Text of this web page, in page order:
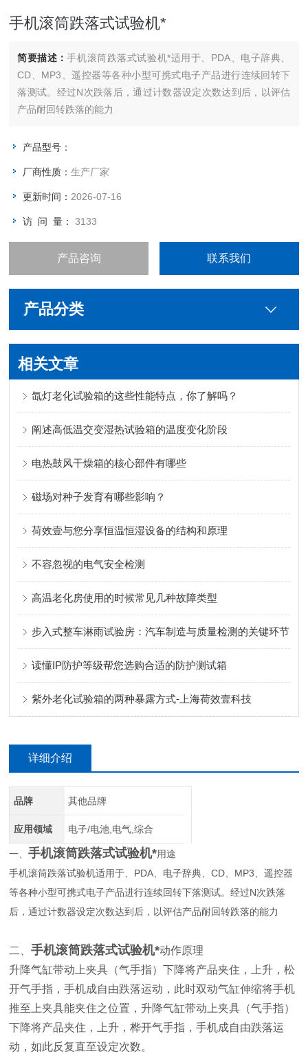
手机滚筒跌落式试验机*
简要描述：手机滚筒跌落式试验机*适用于、PDA、电子辞典、
CD、MP3、遥控器等各种小型可携式电子产品进行连续回转下
落测试。经过N次跌落后，通过计数器设定次数达到后，以评估
产品耐回转跌落的能力
产品型号：
厂商性质：生产厂家
更新时间： 2026-07-16
访 问 量：3133
产品咨询 联系我们
产品分类
相关文章
氙灯老化试验箱的这些性能特点，你了解吗？
阐述高低温交变湿热试验箱的温度变化阶段
电热鼓风干燥箱的核心部件有哪些
磁场对种子发育有哪些影响？
荷效壹与您分享恒温恒湿设备的结构和原理
不容忽视的电气安全检测
高温老化房使用的时候常见几种故障类型
步入式整车淋雨试验房：汽车制造与质量检测的关键环节
读懂IP防护等级帮您选购合适的防护测试箱
紫外老化试验箱的两种暴露方式-上海荷效壹科技
详细介绍
品牌 其他品牌
应用领域 电子/电池,电气,综合
一、手机滚筒跌落式试验机*用途
手机滚筒跌落试验机适用于、PDA、电子辞典、CD、MP3、遥控器
等各种小型可携式电子产品进行连续回转下落测试。经过N次跌落
后，通过计数器设定次数达到后，以评估产品耐回转跌落的能力
二、手机滚筒跌落式试验机*动作原理
升降气缸带动上夹具（气手指）下降将产品夹住，上升，松
开气手指，手机成自由跌落运动，此时双动气缸伸缩将手机
推至上夹具能夹住之位置，升降气缸带动上夹具（气手指）
下降将产品夹住，上升，桦开气手指，手机成自由跌落运
动，如此反复直至设定次数。